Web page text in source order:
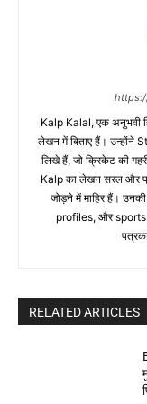
Kalp Kalal, एक अनुभवी
लेखन में बिताए हैं। उन्होंने
लिखे हैं, जो क्रिकेट की
Kalp का लेखन सरल और
जोड़ने में माहिर हैं।
profiles, और sports
RELATED ARTICLES